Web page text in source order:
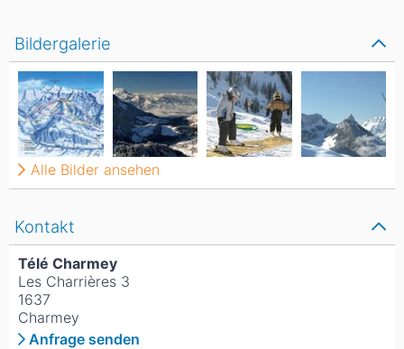
Kontakt
Télé Charmey
Les Charrières 3
1637
Charmey
Anfrage senden
Bildergalerie
Alle Bilder ansehen